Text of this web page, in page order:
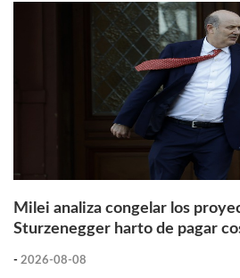
Milei analiza congelar los
Sturzenegger harto de pagar
- 2026-08-08